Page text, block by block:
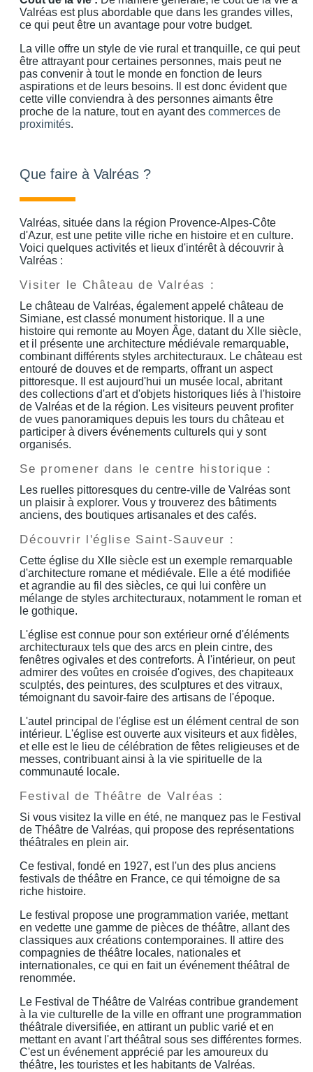
Valréas est plus abordable que dans les grandes villes,
ce qui peut être un avantage pour votre budget.
La ville offre un style de vie rural et tranquille, ce qui peut
être attrayant pour certaines personnes, mais peut ne
pas convenir à tout le monde en fonction de leurs
aspirations et de leurs besoins. Il est donc évident que
cette ville conviendra à des personnes aimants être
proche de la nature, tout en ayant descommerces de
proximités.
Que faire à Valréas ?
Valréas, située dans la région Provence-Alpes-Côte
d'Azur, est une petite ville riche en histoire et en culture.
Voici quelques activités et lieux d'intérêt à découvrir à
Valréas :
Visiter le Château de Valréas :
Le château de Valréas, également appelé château de
Simiane, est classé monument historique. Il a une
histoire qui remonte au Moyen Âge, datant du XIIe siècle,
et il présente une architecture médiévale remarquable,
combinant différents styles architecturaux. Le château est
entouré de douves et de remparts, offrant un aspect
pittoresque. Il est aujourd'hui un musée local, abritant
des collections d'art et d'objets historiques liés à l'histoire
de Valréas et de la région. Les visiteurs peuvent profiter
de vues panoramiques depuis les tours du château et
participer à divers événements culturels qui y sont
organisés.
Se promener dans le centre historique :
Les ruelles pittoresques du centre-ville de Valréas sont
un plaisir à explorer. Vous y trouverez des bâtiments
anciens, des boutiques artisanales et des cafés.
Découvrir l'église Saint-Sauveur :
Cette église du XIIe siècle est un exemple remarquable
d'architecture romane et médiévale. Elle a été modifiée
et agrandie au fil des siècles, ce qui lui confère un
mélange de styles architecturaux, notamment le roman et
le gothique.
L'église est connue pour son extérieur orné d'éléments
architecturaux tels que des arcs en plein cintre, des
fenêtres ogivales et des contreforts. À l'intérieur, on peut
admirer des voûtes en croisée d'ogives, des chapiteaux
sculptés, des peintures, des sculptures et des vitraux,
témoignant du savoir-faire des artisans de l'époque.
L'autel principal de l'église est un élément central de son
intérieur. L'église est ouverte aux visiteurs et aux fidèles,
et elle est le lieu de célébration de fêtes religieuses et de
messes, contribuant ainsi à la vie spirituelle de la
communauté locale.
Festival de Théâtre de Valréas :
Si vous visitez la ville en été, ne manquez pas le Festival
de Théâtre de Valréas, qui propose des représentations
théâtrales en plein air.
Ce festival, fondé en 1927, est l'un des plus anciens
festivals de théâtre en France, ce qui témoigne de sa
riche histoire.
Le festival propose une programmation variée, mettant
en vedette une gamme de pièces de théâtre, allant des
classiques aux créations contemporaines. Il attire des
compagnies de théâtre locales, nationales et
internationales, ce qui en fait un événement théâtral de
renommée.
Le Festival de Théâtre de Valréas contribue grandement
à la vie culturelle de la ville en offrant une programmation
théâtrale diversifiée, en attirant un public varié et en
mettant en avant l'art théâtral sous ses différentes formes.
C'est un événement apprécié par les amoureux du
théâtre, les touristes et les habitants de Valréas.